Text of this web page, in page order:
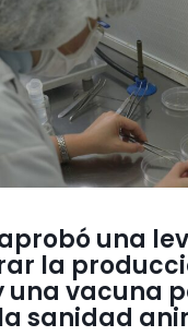
una
la
una vacuna
sanidad